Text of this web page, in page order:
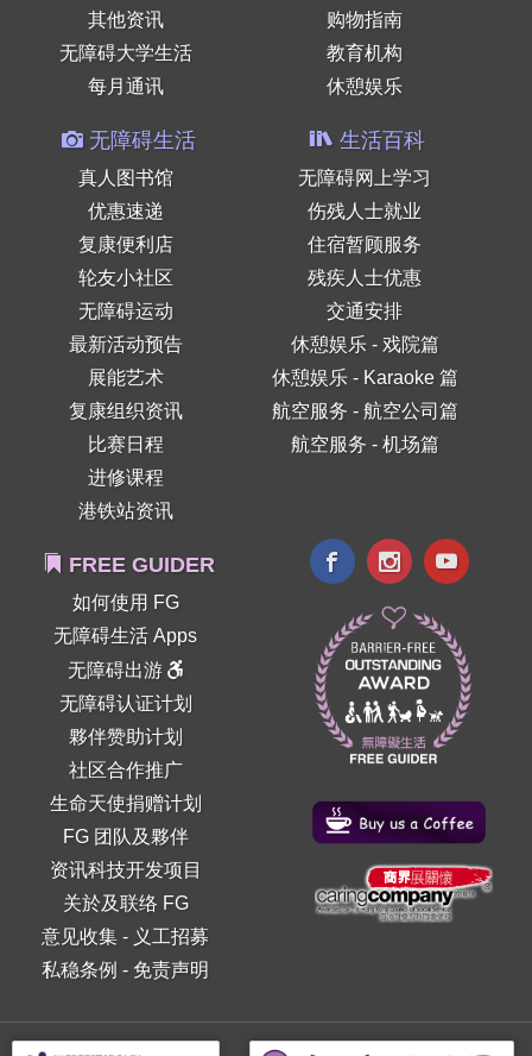
其他资讯
无障碍大学生活
每月通讯
购物指南
教育机构
休憩娱乐
无障碍生活
真人图书馆
优惠速递
复康便利店
轮友小社区
无障碍运动
最新活动预告
展能艺术
复康组织资讯
比赛日程
进修课程
港铁站资讯
生活百科
无障碍网上学习
伤残人士就业
住宿暂顾服务
残疾人士优惠
交通安排
休憩娱乐 - 戏院篇
休憩娱乐 - Karaoke 篇
航空服务 - 航空公司篇
航空服务 - 机场篇
FREE GUIDER
如何使用 FG
无障碍生活 Apps
无障碍出游
无障碍认证计划
夥伴赞助计划
社区合作推广
生命天使捐赠计划
FG 团队及夥伴
资讯科技开发项目
关於及联络 FG
意见收集 - 义工招募
私稳条例 - 免责声明